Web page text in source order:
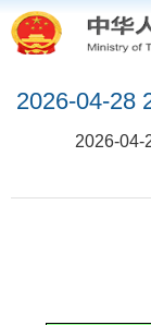
2026-04-28
2026-04-